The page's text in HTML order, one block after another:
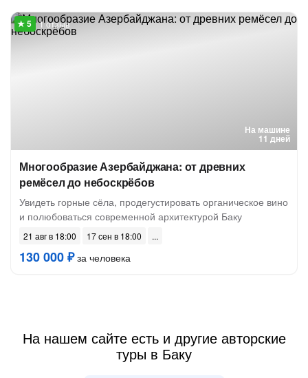
На машине
11 дней
1 отзыв
Многообразие Азербайджана: от древних
ремёсел до небоскрёбов
Увидеть горные сёла, продегустировать органическое вино
и полюбоваться современной архитектурой Баку
21 авг в 18:00 17 сен в 18:00
130 000 ₽за человека
На нашем сайте есть и другие авторские
туры в Баку